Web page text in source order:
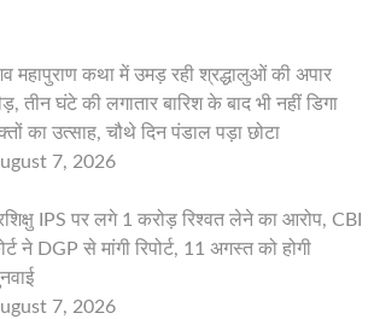
महापुराण कथा में उमड़ रही श्रद्धालुओं की अपार
तीन घंटे की लगातार बारिश के बाद भी नहीं डिगा
का उत्साह, चौथे दिन पंडाल पड़ा छोटा
7, 2026
IPS पर लगे 1 करोड़ रिश्वत लेने का आरोप, CBI
ने DGP से मांगी रिपोर्ट, 11 अगस्त को होगी
7, 2026